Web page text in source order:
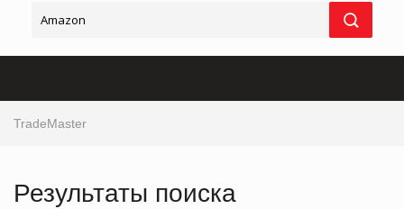
TradeMaster
Результаты поиска